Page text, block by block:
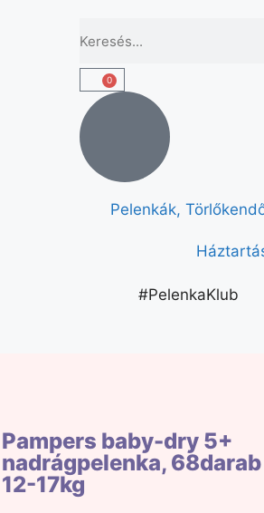
0
Pelenkák,
#PelenkaKlub
Pampers baby-dry 5+
nadrágpelenka, 68darab
12-17kg